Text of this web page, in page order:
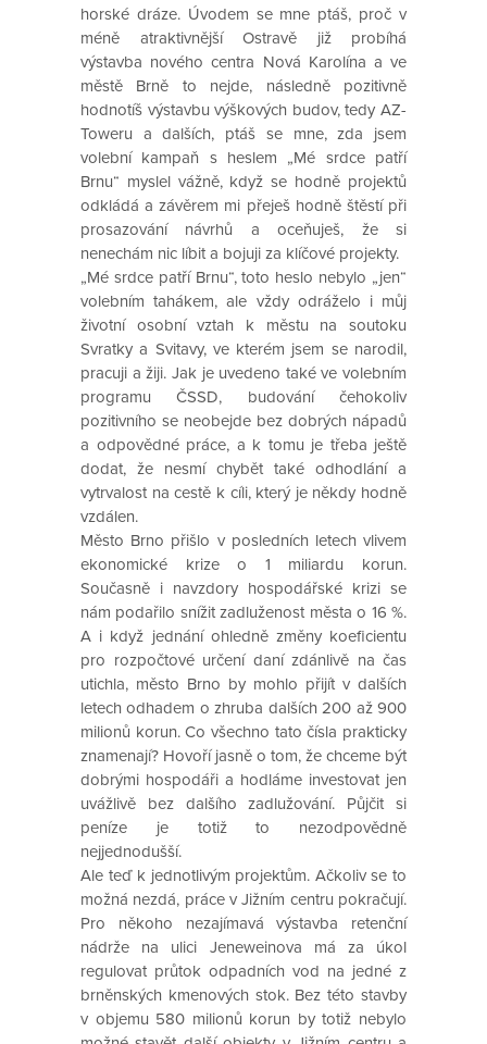
horské dráze. Úvodem se mne ptáš, proč v
méně atraktivnější Ostravě již probíhá
výstavba nového centra Nová Karolína a ve
městě Brně to nejde, následně pozitivně
hodnotíš výstavbu výškových budov, tedy AZ-
Toweru a dalších, ptáš se mne, zda jsem
volební kampaň s heslem „Mé srdce patří
Brnu“ myslel vážně, když se hodně projektů
odkládá a závěrem mi přeješ hodně štěstí při
prosazování návrhů a oceňuješ, že si
nenechám nic líbit a bojuji za klíčové projekty.
„Mé srdce patří Brnu“, toto heslo nebylo „jen“
volebním tahákem, ale vždy odráželo i můj
životní osobní vztah k městu na soutoku
Svratky a Svitavy, ve kterém jsem se narodil,
pracuji a žiji. Jak je uvedeno také ve volebním
programu ČSSD, budování čehokoliv
pozitivního se neobejde bez dobrých nápadů
a odpovědné práce, a k tomu je třeba ještě
dodat, že nesmí chybět také odhodlání a
vytrvalost na cestě k cíli, který je někdy hodně
vzdálen.
Město Brno přišlo v posledních letech vlivem
ekonomické krize o 1 miliardu korun.
Současně i navzdory hospodářské krizi se
nám podařilo snížit zadluženost města o 16 %.
A i když jednání ohledně změny koeficientu
pro rozpočtové určení daní zdánlivě na čas
utichla, město Brno by mohlo přijít v dalších
letech odhadem o zhruba dalších 200 až 900
milionů korun. Co všechno tato čísla prakticky
znamenají? Hovoří jasně o tom, že chceme být
dobrými hospodáři a hodláme investovat jen
uvážlivě bez dalšího zadlužování. Půjčit si
peníze je totiž to nezodpovědně
nejjednodušší.
Ale teď k jednotlivým projektům. Ačkoliv se to
možná nezdá, práce v Jižním centru pokračují.
Pro někoho nezajímavá výstavba retenční
nádrže na ulici Jeneweinova má za úkol
regulovat průtok odpadních vod na jedné z
brněnských kmenových stok. Bez této stavby
v objemu 580 milionů korun by totiž nebylo